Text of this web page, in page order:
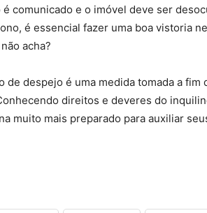
comunicado e o imóvel deve ser
é essencial fazer uma boa vistoria
acha?
de despejo é uma medida tomada a
direitos e deveres do
muito mais preparado para auxiliar